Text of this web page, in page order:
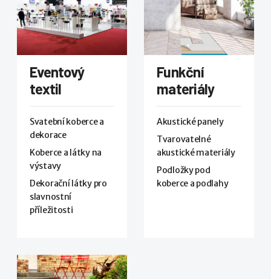
Eventový
textil
Svatební koberce a
dekorace
Koberce a látky na
výstavy
Dekorační látky pro
slavnostní
příležitosti
Funkční
materiály
Akustické panely
Tvarovatelné
akustické materiály
Podložky pod
koberce a podlahy